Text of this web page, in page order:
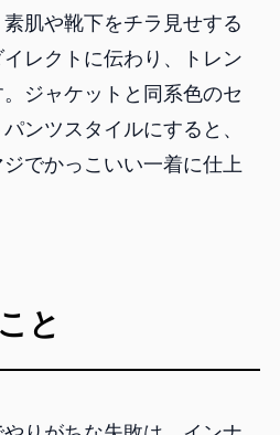
肌や靴下をチラ見せする
レクトに伝わり、トレン
ジャケットと同系色のセ
ンツスタイルにすると、
ジでかっこいい一着に仕上
と